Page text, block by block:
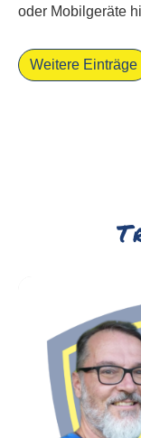
oder Mobilgeräte
Weitere Einträge